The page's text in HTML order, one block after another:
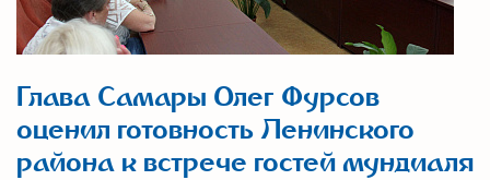
Глава Самары Олег Фурсов
оценил готовность Ленинского
района к встрече гостей мундиаля